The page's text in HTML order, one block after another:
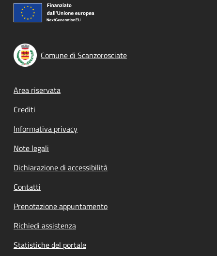
Comune di Scanzorosciate
Footer menu
Area riservata
Crediti
Informativa privacy
Note legali
Dichiarazione di accessibilità
Contatti
Prenotazione appuntamento
Richiedi assistenza
Statistiche del portale